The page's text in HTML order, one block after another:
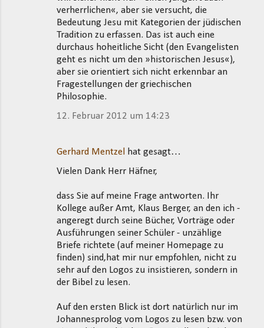
verherrlichen«, aber sie versucht, die
Bedeutung Jesu mit Kategorien der jüdischen
Tradition zu erfassen. Das ist auch eine
durchaus hoheitliche Sicht (den Evangelisten
geht es nicht um den »historischen Jesus«),
aber sie orientiert sich nicht erkennbar an
Fragestellungen der griechischen
Philosophie.
12. Februar 2012 um 14:23
Gerhard Mentzel
hat gesagt…
Vielen Dank Herr Häfner,
dass Sie auf meine Frage antworten. Ihr
Kollege außer Amt, Klaus Berger, an den ich -
angeregt durch seine Bücher, Vorträge oder
Ausführungen seiner Schüler - unzählige
Briefe richtete (auf meiner Homepage zu
finden) sind,hat mir nur empfohlen, nicht zu
sehr auf den Logos zu insistieren, sondern in
der Bibel zu lesen.
Auf den ersten Blick ist dort natürlich nur im
Johannesprolog vom Logos zu lesen bzw. von